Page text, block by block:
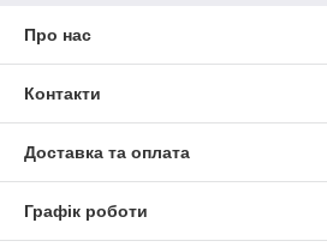
Про нас
Контакти
Доставка та оплата
Графік роботи